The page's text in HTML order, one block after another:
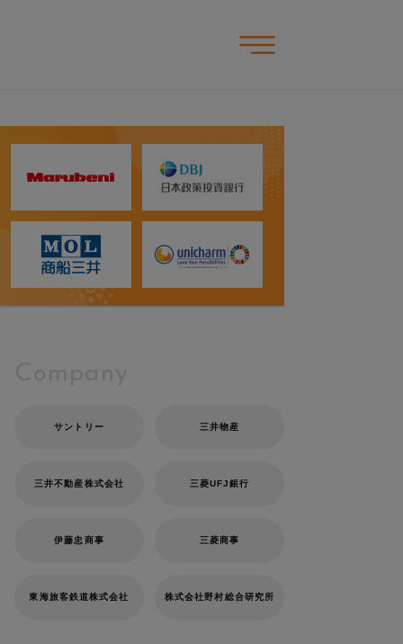
サントリー 三井物産
三井不動産株式会社 三菱UFJ銀行
伊藤忠商事 三菱商事
東海旅客鉄道株式会社 株式会社野村総合研究所